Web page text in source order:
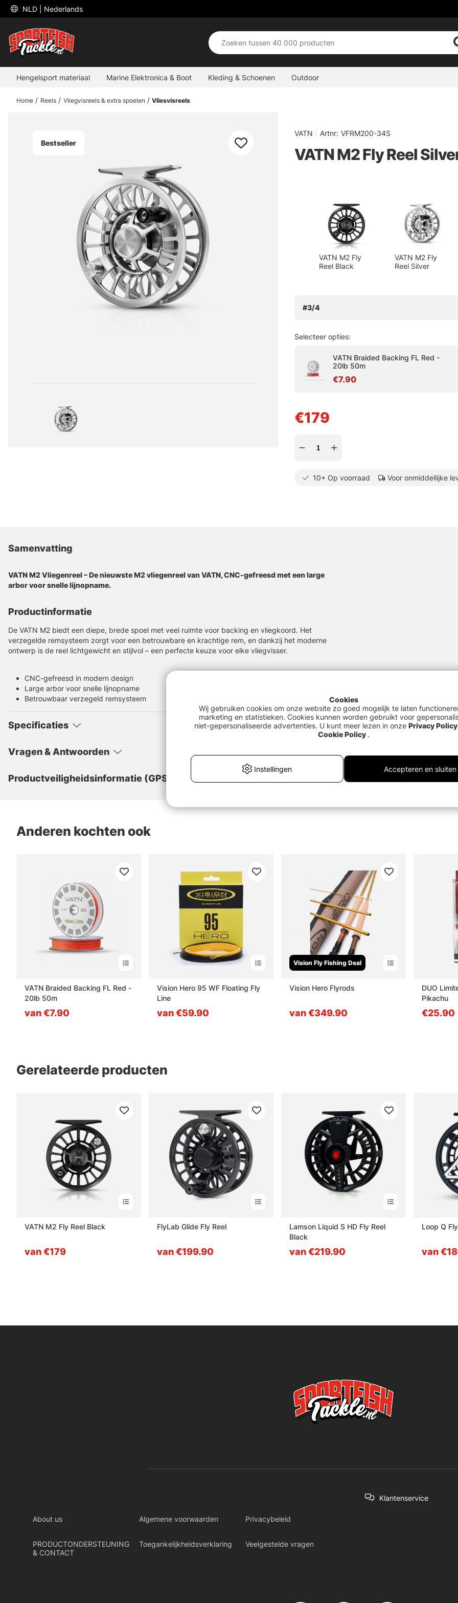
NLD | Nederlands
Hengelsport materiaal Marine Elektronica & Boot Kleding & Schoenen Outdoor
Home Reels Vliegvisreels & extra spoelen Vliesvisreels
Bestseller
VATN Artnr: VFRM200-34S
VATN M2 Fly Reel
VATN M2 Fly
Reel Black
VATN M2 Fly
Reel Silver
#3/4
Selecteer opties:
VATN Braided Backing FL Red -
20lb 50m
€7.90
€179
10+ Op voorraad Voor onmiddellijke
Samenvatting
VATN M2 Vliegenreel – De nieuwste M2 vliegenreel van VATN, CNC-gefreesd met een large
arbor voor snelle lijnopname.
Productinformatie
De VATN M2 biedt een diepe, brede spoel met veel ruimte voor backing en vliegkoord. Het
verzegelde remsysteem zorgt voor een betrouwbare en krachtige rem, en dankzij het moderne
ontwerp is de reel lichtgewicht en stijlvol – een perfecte keuze voor elke vliegvisser.
CNC-gefreesd in modern design
Large arbor voor snelle lijnopname
Betrouwbaar verzegeld remsysteem
Specificaties
Vragen & Antwoorden
Productveiligheidsinformatie (GPSR)
Anderen kochten ook
VATN Braided Backing FL Red -
20lb 50m
van €7.90
Vision Hero 95 WF Floating Fly
Line
van €59.90
Vision Fly Fishing Deal
Vision Hero Flyrods
van €349.90
DUO
Pikachu
€25.90
Gerelateerde producten
VATN M2 Fly Reel Black
van €179
FlyLab Glide Fly Reel
van €199.90
Lamson Liquid S HD Fly Reel
Black
van €219.90
Loop Q
van
About us Algemene voorwaarden Privacybeleid
PRODUCTONDERSTEUNING
& CONTACT
Toegankelijkheidsverklaring Veelgestelde vragen
Klantenservice
Cookies
Wij gebruiken cookies om onze website zo goed mogelijk te laten
marketing en statistieken. Cookies kunnen worden gebruikt voor
niet-gepersonaliseerde advertenties. U kunt meer lezen in onze Privacy Policy
Cookie Policy .
Instellingen Accepteren en sluiten